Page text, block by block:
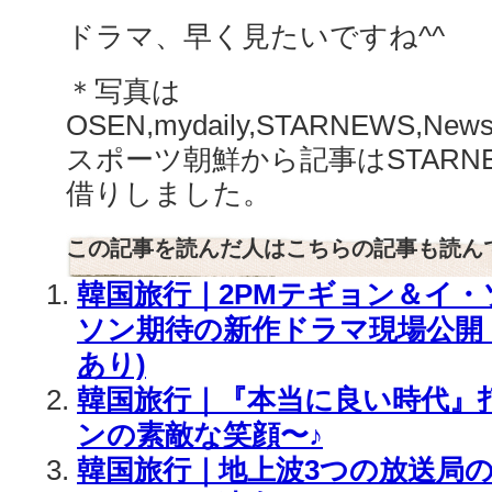
ドラマ、早く見たいですね^^
＊写真は
スポーツ朝鮮から記事は
借りしました。
この記事を読んだ人はこちらの記事も読ん
韓国旅行｜2PMテギョン＆イ
ソン期待の新作ドラマ現場公
あり)
韓国旅行｜『本当に良い時代
ンの素敵な笑顔〜♪
韓国旅行｜地上波3つの放送局